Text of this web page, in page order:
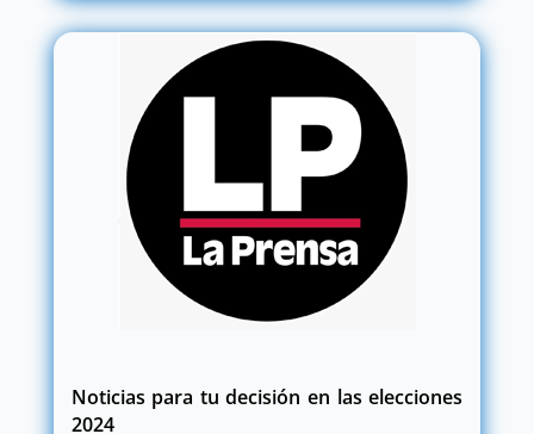
Noticias para tu decisión en las elecciones
2024